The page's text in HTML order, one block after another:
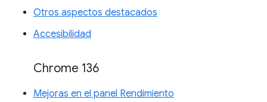
Otros aspectos destacados
Accesibilidad
Chrome 136
Mejoras en el panel Rendimiento